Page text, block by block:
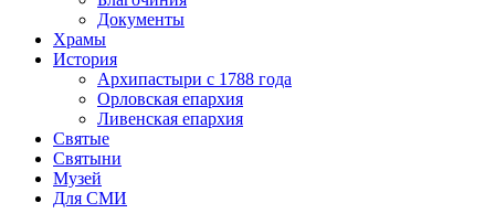
Документы
Храмы
История
Архипастыри с 1788 года
Орловская епархия
Ливенская епархия
Святые
Святыни
Музей
Для СМИ